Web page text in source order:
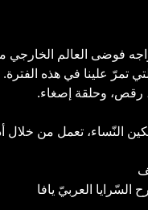
فوضى العالم الخارجي
تمرّ علينا في هذه
رقص، وحلقة إصغاء.
النّساء، تعمل من خلال
العربيّ يافا